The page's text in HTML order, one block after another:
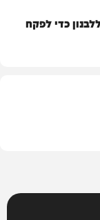
כדי לפקח